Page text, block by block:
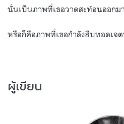
นั่นเป็นภาพที่เธอวาดสะท้อนออกมา
หรือก็คือภาพที่เธอกำลังสืบทอดเจ
ผู้เขียน